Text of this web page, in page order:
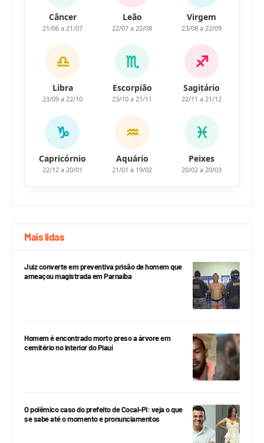
Câncer
21/06 a 21/07
Leão
22/07 a 22/08
Virgem
23/08 a 22/09
♎
Libra
23/09 a 22/10
♏
Escorpião
23/10 a 21/11
♐
Sagitário
22/11 a 21/12
♑
Capricórnio
22/12 a 20/01
♒
Aquário
21/01 a 19/02
♓
Peixes
20/02 a 20/03
Mais lidas
Juiz converte em preventiva prisão de homem que
ameaçou magistrada em Parnaíba
Homem é encontrado morto preso a árvore em
cemitério no interior do Piauí
O polêmico caso do prefeito de Cocal-PI: veja o que
se sabe até o momento e pronunciamentos